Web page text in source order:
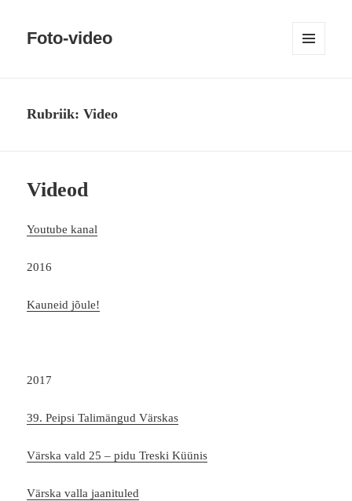
Foto-video
Rubriik:Video
Videod
Youtube kanal
2016
Kauneid jõule!
2017
39. Peipsi Talimängud Värskas
Värska vald 25 – pidu Treski Küünis
Värska valla jaanituled